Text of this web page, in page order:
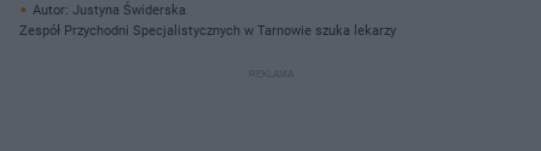
Autor: Justyna Świderska
Zespół Przychodni Specjalistycznych w Tarnowie szuka lekarzy